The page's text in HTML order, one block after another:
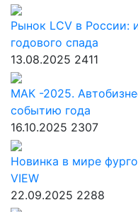
Рынок LCV в России:
годового спада
13.08.2025 2411
МАК -2025.
событию года
16.10.2025 2307
Новинка в мире
VIEW
22.09.2025 2288